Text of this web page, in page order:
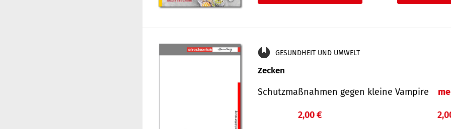
GESUNDHEIT UND UMWELT
Zecken
Schutz­maß­nahmen gegen kleine Vampire
2,00 €